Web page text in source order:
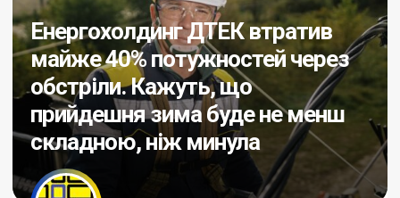
Енергохолдинг ДТЕК втратив
майже 40% потужностей через
обстріли. Кажуть, що
прийдешня зима буде не менш
складною, ніж минула